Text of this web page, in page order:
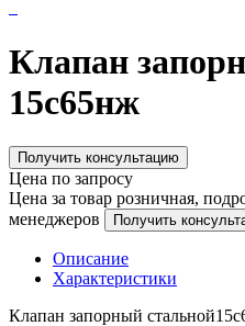
Клапан
15с65нж
Получить консультацию
Цена по запросу
Цена за товар розничная,
менеджеров
Получить
Описание
Характеристики
Клапан запорный